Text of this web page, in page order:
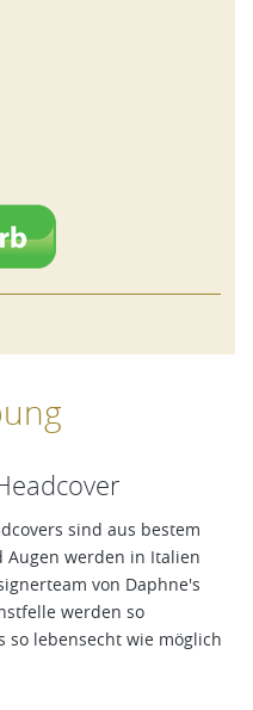
sind aus bestem
werden in Italien
von Daphne's
werden so
so lebensecht wie möglich